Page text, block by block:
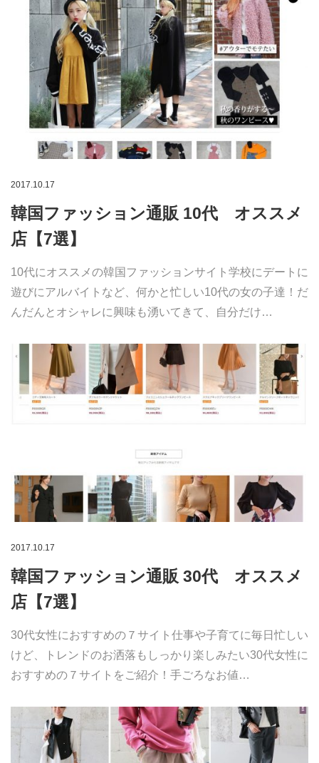
2017.10.17
韓国ファッション通販 10代 オススメ
店【7選】
10代にオススメの韓国ファッションサイト学校にデートに
遊びにアルバイトなど、何かと忙しい10代の女の子達！だ
んだんとオシャレに興味も湧いてきて、自分だけ…
2017.10.17
韓国ファッション通販 30代 オススメ
店【7選】
30代女性におすすめの７サイト仕事や子育てに毎日忙しい
けど、トレンドのお洒落もしっかり楽しみたい30代女性に
おすすめの７サイトをご紹介！手ごろなお値…